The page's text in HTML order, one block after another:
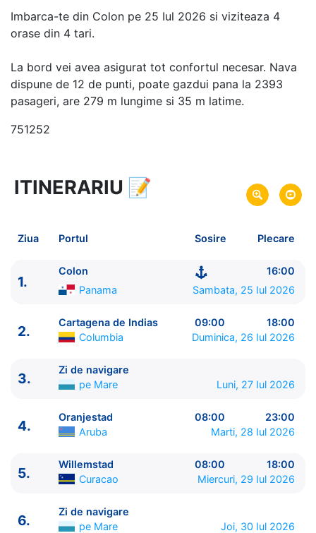
Imbarca-te din Colon pe 25 Iul 2026 si viziteaza 4
orase din 4 tari.
La bord vei avea asigurat tot confortul necesar. Nava
dispune de 12 de punti, poate gazdui pana la 2393
pasageri, are 279 m lungime si 35 m latime.
751252
8 zile vacanta de croaziera in
Caraibe de Sud (fara SUA) -
Plecare pe 25 Iul 2026 din Colon, Panama
Royal Caribbean International
ITINERARIU
----------------------------------------
1. Colon Panama ⚓ - 16:00
ITINERARIU 📝
Ziua Portul Sosire Plecare
1.
Colon
16:00
Panama
Sambata, 25 Iul 2026
2.
Cartagena de Indias 09:00
18:00
Columbia
Duminica, 26 Iul 2026
3.
Zi de navigare
pe Mare
Luni, 27 Iul 2026
4.
Oranjestad 08:00
23:00
Aruba
Marti, 28 Iul 2026
5.
Willemstad 08:00
18:00
Curacao
Miercuri, 29 Iul 2026
6.
Zi de navigare
pe Mare
Joi, 30 Iul 2026